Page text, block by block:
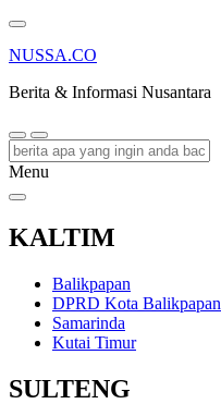
NUSSA.CO
Berita & Informasi Nusantara
Menu
KALTIM
Balikpapan
DPRD Kota Balikpapan
Samarinda
Kutai Timur
SULTENG